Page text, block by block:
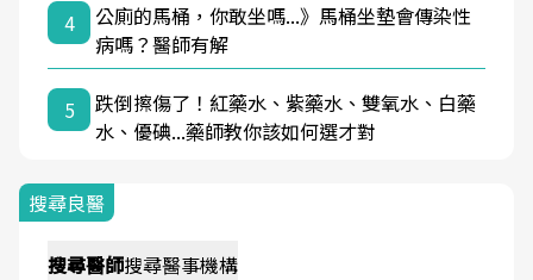
4
公廁的馬桶，你敢坐嗎...》馬桶坐墊會傳染性
病嗎？醫師有解
5
跌倒擦傷了！紅藥水、紫藥水、雙氧水、白藥
水、優碘...藥師教你該如何選才對
搜尋良醫
搜尋醫師搜尋醫事機構